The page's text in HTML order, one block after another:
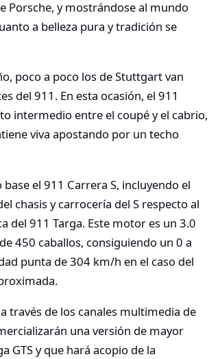
Porsche, y mostrándose al mundo
a belleza pura y tradición se
poco a poco los de Stuttgart van
del 911. En esta ocasión, el 911
intermedio entre el coupé y el cabrio,
viva apostando por un techo
el 911 Carrera S, incluyendo el
chasis y carrocería del S respecto al
del 911 Targa. Este motor es un 3.0
450 caballos, consiguiendo un 0 a
punta de 304 km/h en el caso del
a través de los canales multimedia de
una versión de mayor
GTS y que hará acopio de la